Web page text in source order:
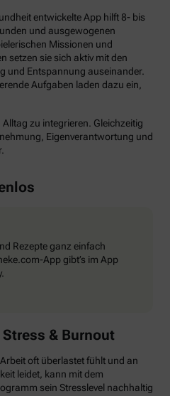
entwickelte App hilft 8- bis
und ausgewogenen
Missionen und
setzen sie sich aktiv mit den
und Entspannung auseinander.
Aufgaben laden dazu ein,
zu integrieren. Gleichzeitig
Eigenverantwortung und
Rezepte ganz einfach
App gibt’s im App
& Burnout
oft überlastet fühlt und an
leidet, kann mit dem
sein Stresslevel nachhaltig